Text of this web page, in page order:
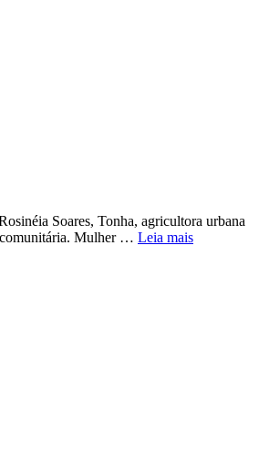
Soares, Tonha, agricultora urbana
comunitária. Mulher … Leia mais